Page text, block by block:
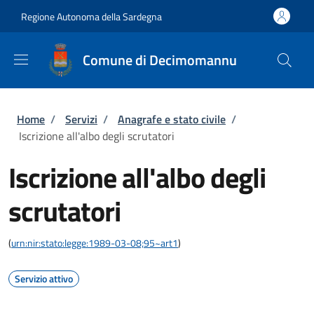
Regione Autonoma della Sardegna
Comune di Decimomannu
Briciole di pane
Home / Servizi / Anagrafe e stato civile /
Iscrizione all'albo degli scrutatori
Iscrizione all'albo degli
scrutatori
(urn:nir:stato:legge:1989-03-08;95~art1)
Servizio attivo